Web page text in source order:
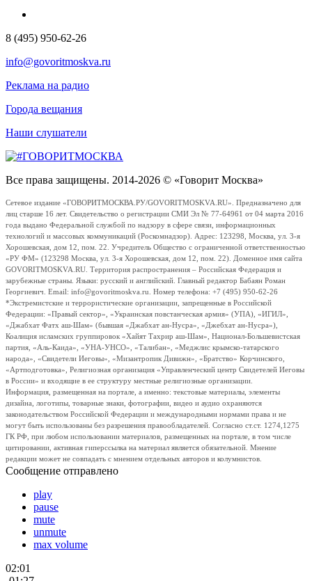
8 (495) 950-62-26
info@govoritmoskva.ru
Реклама на радио
Города вещания
Наши слушатели
Все права защищены. 2014-2026 © «Говорит Москва»
Сетевое издание «ГОВОРИТМОСКВА.РУ/GOVORITMOSKVA.RU». Предназначено для
лиц старше 16 лет. Свидетельство о регистрации СМИ Эл № 77-64961 от 04 марта 2016
года выдано Федеральной службой по надзору в сфере связи, информационных
технологий и массовых коммуникаций (Роскомнадзор). Адрес: 123298, Москва, ул. 3-я
Хорошевская, дом 12, пом. 22. Учредитель Общество с ограниченной ответственностью
«РУ ФМ» (123298 Москва, ул. 3-я Хорошевская, дом 12, пом. 22). Доменное имя сайта
GOVORITMOSKVA.RU. Территория распространения – Российская Федерация и
зарубежные страны. Языки: русский и английский. Главный редактор Бабаян Роман
Георгиевич. Email: info@govoritmoskva.ru. Номер телефона: +7 (495) 950-62-26
*Экстремистские и террористические организации, запрещенные в Российской
Федерации: «Правый сектор», «Украинская повстанческая армия» (УПА), «ИГИЛ»,
«Джабхат Фатх аш-Шам» (бывшая «Джабхат ан-Нусра», «Джебхат ан-Нусра»),
Коалиция исламских группировок «Хайят Тахрир аш-Шам», Национал-Большевистская
партия, «Аль-Каида», «УНА-УНСО», «Талибан», «Меджлис крымско-татарского
народа», «Свидетели Иеговы», «Мизантропик Дивижн», «Братство» Корчинского,
«Артподготовка», Религиозная организация «Управленческий центр Свидетелей Иеговы
в России» и входящие в ее структуру местные религиозные организации.
Информация, размещенная на портале, а именно: текстовые материалы, элементы
дизайна, логотипы, товарные знаки, фотографии, видео и аудио охраняются
законодательством Российской Федерации и международными нормами права и не
могут быть использованы без разрешения правообладателей. Согласно ст.ст. 1274,1275
ГК РФ, при любом использовании материалов, размещенных на портале, в том числе
цитировании, активная гиперссылка на материал является обязательной. Мнение
редакции может не совпадать с мнением отдельных авторов и колумнистов.
Сообщение отправлено
play
pause
mute
unmute
max volume
02:01